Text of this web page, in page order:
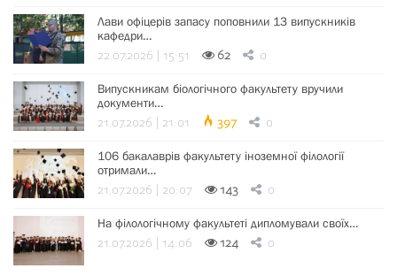
Лави офіцерів запасу поповнили 13 випускників
кафедри…
22.07.2026 | 15:51 62 0
Випускникам біологічного факультету вручили
документи…
21.07.2026 | 21:01 397 0
106 бакалаврів факультету іноземної філології
отримали…
21.07.2026 | 20:07 143 0
На філологічному факультеті дипломували своїх…
21.07.2026 | 14:06 124 0